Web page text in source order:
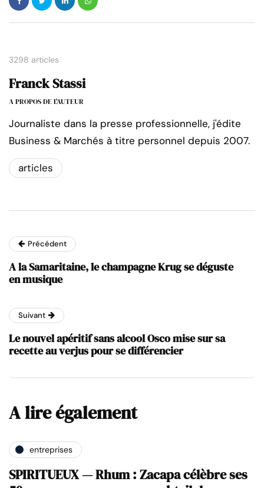
3298 articles
Franck Stassi
A PROPOS DE L'AUTEUR
Journaliste dans la presse professionnelle, j'édite
Business & Marchés à titre personnel depuis 2007.
articles
Précédent
A la Samaritaine, le champagne Krug se déguste
en musique
Suivant
Le nouvel apéritif sans alcool Osco mise sur sa
recette au verjus pour se différencier
A lire également
entreprises
SPIRITUEUX — Rhum : Zacapa célèbre ses